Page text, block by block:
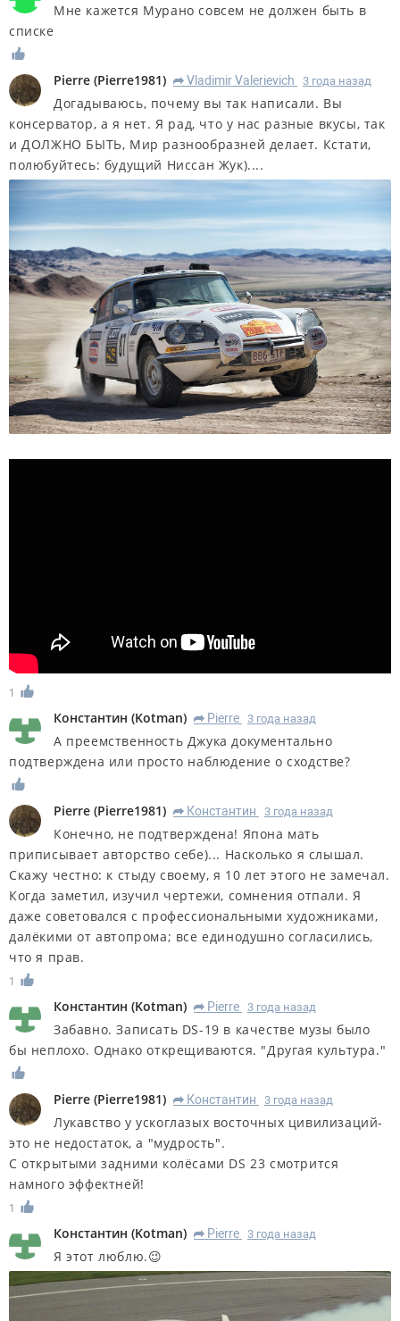
Мне кажется Мурано совсем не должен быть в
списке
Pierre (Pierre1981) R Vladimir Valerievich 3 года назад
Догадываюсь, почему вы так написали. Вы
консерватор, а я нет. Я рад, что у нас разные вкусы, так
и ДОЛЖНО БЫТЬ, Мир разнообразней делает. Кстати,
полюбуйтесь: будущий Ниссан Жук)....
1
Константин (Kotman) R Pierre 3 года назад
А преемственность Джука документально
подтверждена или просто наблюдение о сходстве?
Pierre (Pierre1981) R Константин 3 года назад
Конечно, не подтверждена! Япона мать
приписывает авторство себе)... Насколько я слышал.
Скажу честно: к стыду своему, я 10 лет этого не замечал.
Когда заметил, изучил чертежи, сомнения отпали. Я
даже советовался с профессиональными художниками,
далёкими от автопрома; все единодушно согласились,
что я прав.
1
Константин (Kotman) R Pierre 3 года назад
Забавно. Записать DS-19 в качестве музы было
бы неплохо. Однако открещиваются. "Другая культура."
Pierre (Pierre1981) R Константин 3 года назад
Лукавство у ускоглазых восточных цивилизаций-
это не недостаток, а "мудрость".
С открытыми задними колёсами DS 23 смотрится
намного эффектней!
1
Константин (Kotman) R Pierre 3 года назад
Я этот люблю.😉